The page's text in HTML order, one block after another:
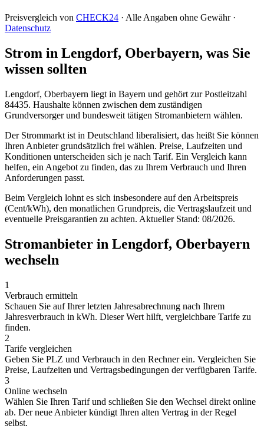
Preisvergleich von CHECK24 · Alle Angaben ohne Gewähr ·
Datenschutz
Strom in Lengdorf, Oberbayern, was Sie
wissen sollten
Lengdorf, Oberbayern liegt in Bayern und gehört zur Postleitzahl
84435. Haushalte können zwischen dem zuständigen
Grundversorger und bundesweit tätigen Stromanbietern wählen.
Der Strommarkt ist in Deutschland liberalisiert, das heißt Sie können
Ihren Anbieter grundsätzlich frei wählen. Preise, Laufzeiten und
Konditionen unterscheiden sich je nach Tarif. Ein Vergleich kann
helfen, ein Angebot zu finden, das zu Ihrem Verbrauch und Ihren
Anforderungen passt.
Beim Vergleich lohnt es sich insbesondere auf den Arbeitspreis
(Cent/kWh), den monatlichen Grundpreis, die Vertragslaufzeit und
eventuelle Preisgarantien zu achten. Aktueller Stand: 08/2026.
Stromanbieter in Lengdorf, Oberbayern
wechseln
1
Verbrauch ermitteln
Schauen Sie auf Ihrer letzten Jahresabrechnung nach Ihrem
Jahresverbrauch in kWh. Dieser Wert hilft, vergleichbare Tarife zu
finden.
2
Tarife vergleichen
Geben Sie PLZ und Verbrauch in den Rechner ein. Vergleichen Sie
Preise, Laufzeiten und Vertragsbedingungen der verfügbaren Tarife.
3
Online wechseln
Wählen Sie Ihren Tarif und schließen Sie den Wechsel direkt online
ab. Der neue Anbieter kündigt Ihren alten Vertrag in der Regel
selbst.